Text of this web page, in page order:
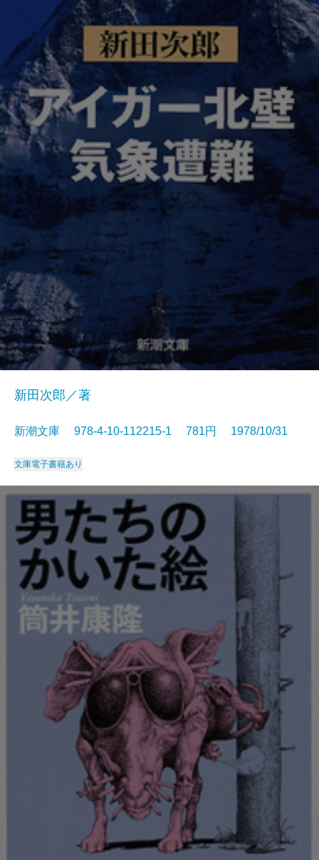
新田次郎／著
新潮文庫 978-4-10-112215-1 781円 1978/10/31
文庫電子書籍あり